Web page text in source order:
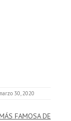
30, 2020
FAMOSA DE